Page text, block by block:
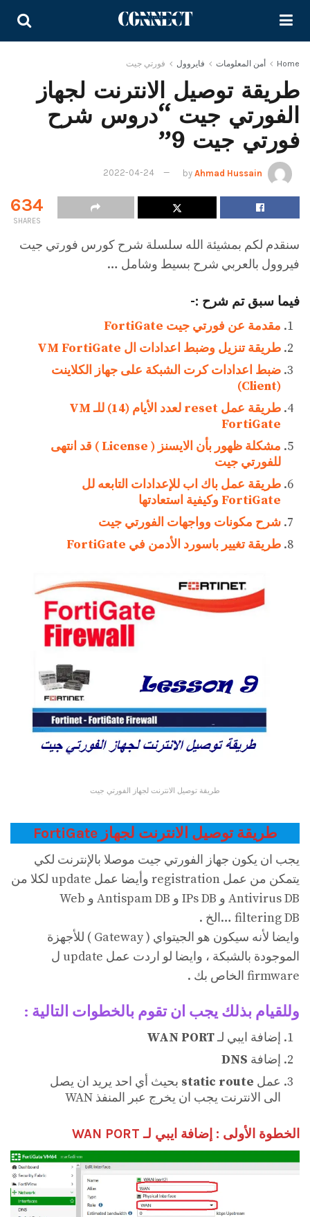
Home أمن المعلومات فايروول فورتي جيت
طريقة توصيل الانترنت لجهاز
الفورتي جيت “دروس شرح
فورتي جيت 9”
by Ahmad Hussain
2022-04-24
634
SHARES
سنقدم لكم بمشيئة الله سلسلة شرح كورس فورتي جيت
فيروول بالعربي شرح بسيط وشامل …
فيما سبق تم شرح :-
مقدمة عن فورتي جيت FortiGate
طريقة تنزيل وضبط اعدادات ال VM FortiGate
ضبط اعدادات كرت الشبكة على جهاز الكلاينت
(Client)
طريقة عمل reset لعدد الأيام (14) للـ VM
FortiGate
مشكلة ظهور بأن الايسنز ( License ) قد انتهى
للفورتي جيت
طريقة عمل باك اب للإعدادات التابعه لل
FortiGate وكيفية استعادتها
شرح مكونات وواجهات الفورتي جيت
طريقة تغيير باسورد الأدمن في FortiGate
طريقة توصيل الانترنت لجهاز الفورتي جيت
طريقة توصيل الانترنت لجهاز FortiGate
يجب ان يكون جهاز الفورتي جيت موصلا بالإنترنت لكي
يتمكن من عمل registration وأيضا عمل update لكلا من
Antivirus DB و IPs DB و Antispam DB و Web
filtering DB …الخ .
وايضا لأنه سيكون هو الجيتواي ( Gateway ) للأجهزة
الموجودة بالشبكة ، وايضا لو اردت عمل update ل
firmware الخاص بك .
وللقيام بذلك يجب ان تقوم بالخطوات التالية :
إضافة ايبي لـWAN PORT
إضافة DNS
عمل static route بحيث أي احد يريد ان يصل
الى الانترنت يجب ان يخرج عبر المنفذ WAN
الخطوة الأولى : إضافة ايبي لـ WAN PORT